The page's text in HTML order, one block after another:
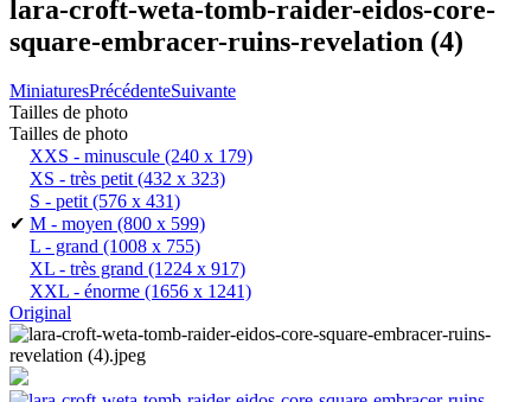
lara-croft-weta-tomb-raider-eidos-core-
square-embracer-ruins-revelation (4)
MiniaturesPrécédenteSuivante
Tailles de photo
Tailles de photo
XXS - minuscule (240 x 179)
XS - très petit(432 x 323)
S - petit(576 x 431)
✔ M - moyen (800 x 599)
L - grand (1008 x 755)
XL - très grand (1224 x 917)
XXL - énorme (1656 x 1241)
Original